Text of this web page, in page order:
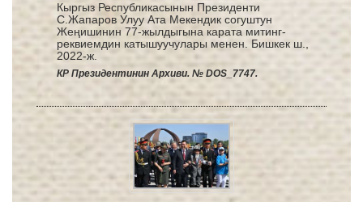
Кыргыз Республикасынын Президенти
С.Жапаров Улуу Ата Мекендик согуштун
Жеңишинин 77-жылдыгына карата митинг-
реквиемдин катышуучулары менен. Бишкек ш.,
2022-ж.
КР Президентинин Архиви. № DOS_7747.